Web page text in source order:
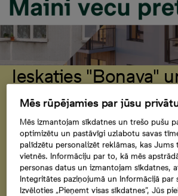
Ieskaties "Bonava"
"Swedbank" kopīgi
izstrādātajā
esošā īpašuma
energoefektīvu
jaunajā projektā
Mēs rūpējamies par jūsu
Mēs izmantojam sīkdatnes un trešo pušu
optimizētu un pastāvīgi uzlabotu savas
palīdzētu personalizēt reklāmas, kas Jums
vietnēs. Informāciju par to, kā mēs
personas datus un izmantojam sīkdatnes,
Integritātes paziņojumā un Informācijā par
Izvēloties „Pieņemt visas sīkdatnes”, Jūs